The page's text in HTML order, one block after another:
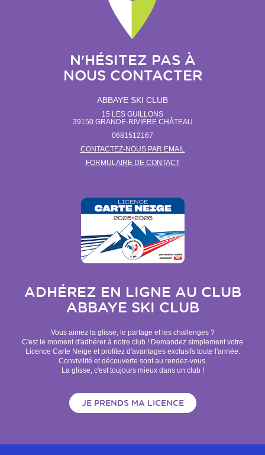
N'HÉSITEZ PAS À
NOUS CONTACTER
ABBAYE SKI CLUB
15 LES GUILLONS
39150 GRANDE-RIVIÈRE CHÂTEAU
0681512167
CONTACTEZ-NOUS PAR EMAIL
FORMULAIRE DE CONTACT
ADHÉREZ EN LIGNE AU CLUB
ABBAYE SKI CLUB
Vous aimez la glisse, le partage et les challenges ?
C'est le moment d'adhérer à notre club ! Demandez simplement votre
Licence Carte Neige et profitez d'avantages exclusifs toute l'année.
Convivilité et découverte sont au rendez-vous.
La glisse, c'est toujours mieux dans un club !
JE PRENDS MA LICENCE